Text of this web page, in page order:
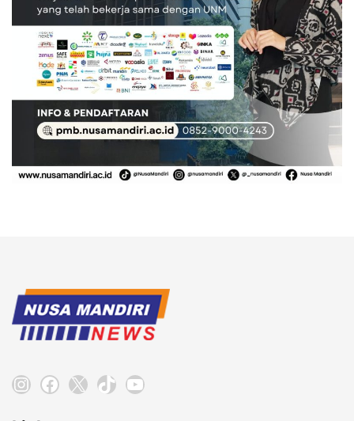
Instagram
Facebook
X TikTokYouTube